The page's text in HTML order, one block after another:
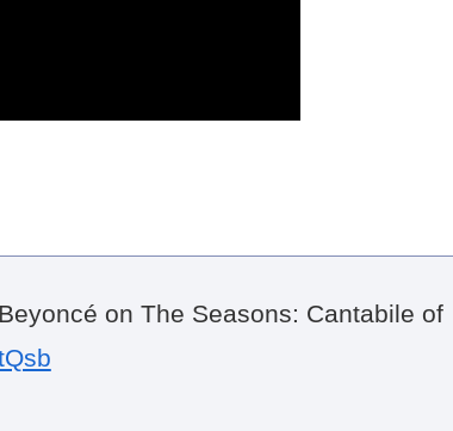
on The Seasons: Cantabile of